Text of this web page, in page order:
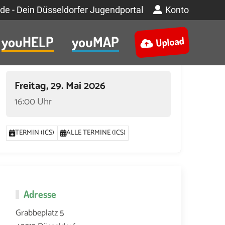
- Dein Düsseldorfer Jugendportal Konto
youHELP youMAP Upload
Freitag, 29. Mai 2026
16:00 Uhr
TERMIN (ICS) ALLE TERMINE (ICS)
Adresse
Grabbeplatz 5